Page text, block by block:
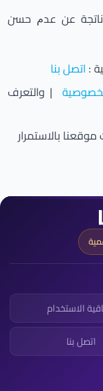
ﻧﺎﺗﺠﺔ ﻋﻦ ﻋﺪﻡ ﺣﺴﻦ
: اتصل بنا
| والتعرف
بالاستمرار
الاستخدام
اتصل بنا